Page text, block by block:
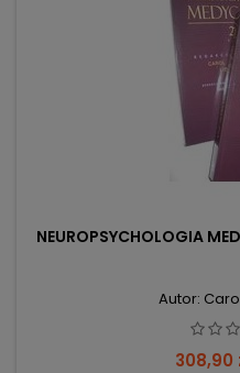
NEUROPSYCHOLOGIA
Autor:
Cena
308,90